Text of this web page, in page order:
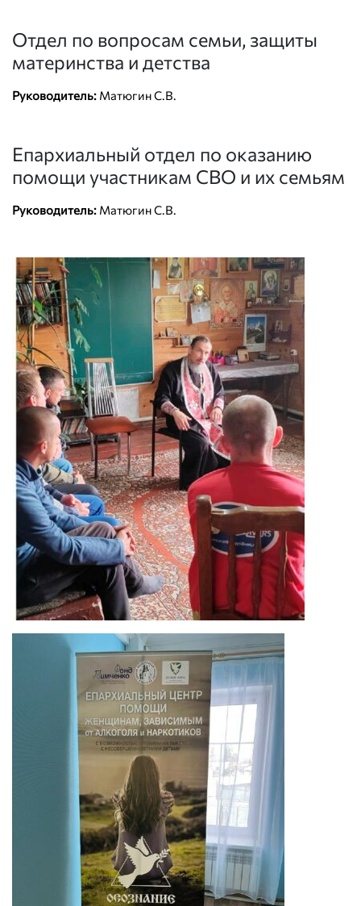
Отдел по вопросам семьи, защиты
материнства и детства
Руководитель: Матюгин С.В.
Епархиальный отдел по оказанию
помощи участникам СВО и их семьям
Руководитель: Матюгин С.В.